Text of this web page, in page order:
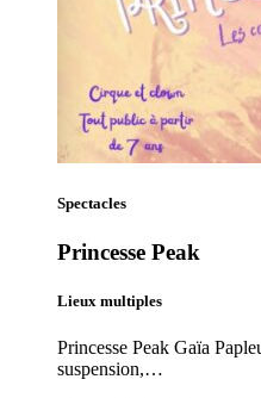
Spectacles
Princesse Peak
Lieux multiples
Princesse Peak Gaïa
suspension,…